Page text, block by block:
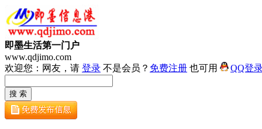
即墨生活第一门户
www.qdjimo.com
欢迎您：网友，请 登录 不是会员？ 免费注册 也可用 QQ登